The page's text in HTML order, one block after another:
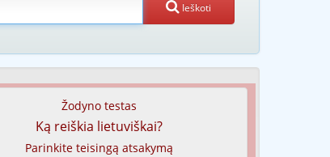
Ieškoti
Žodyno testas
Ką reiškia lietuviškai?
Parinkite teisingą atsakymą